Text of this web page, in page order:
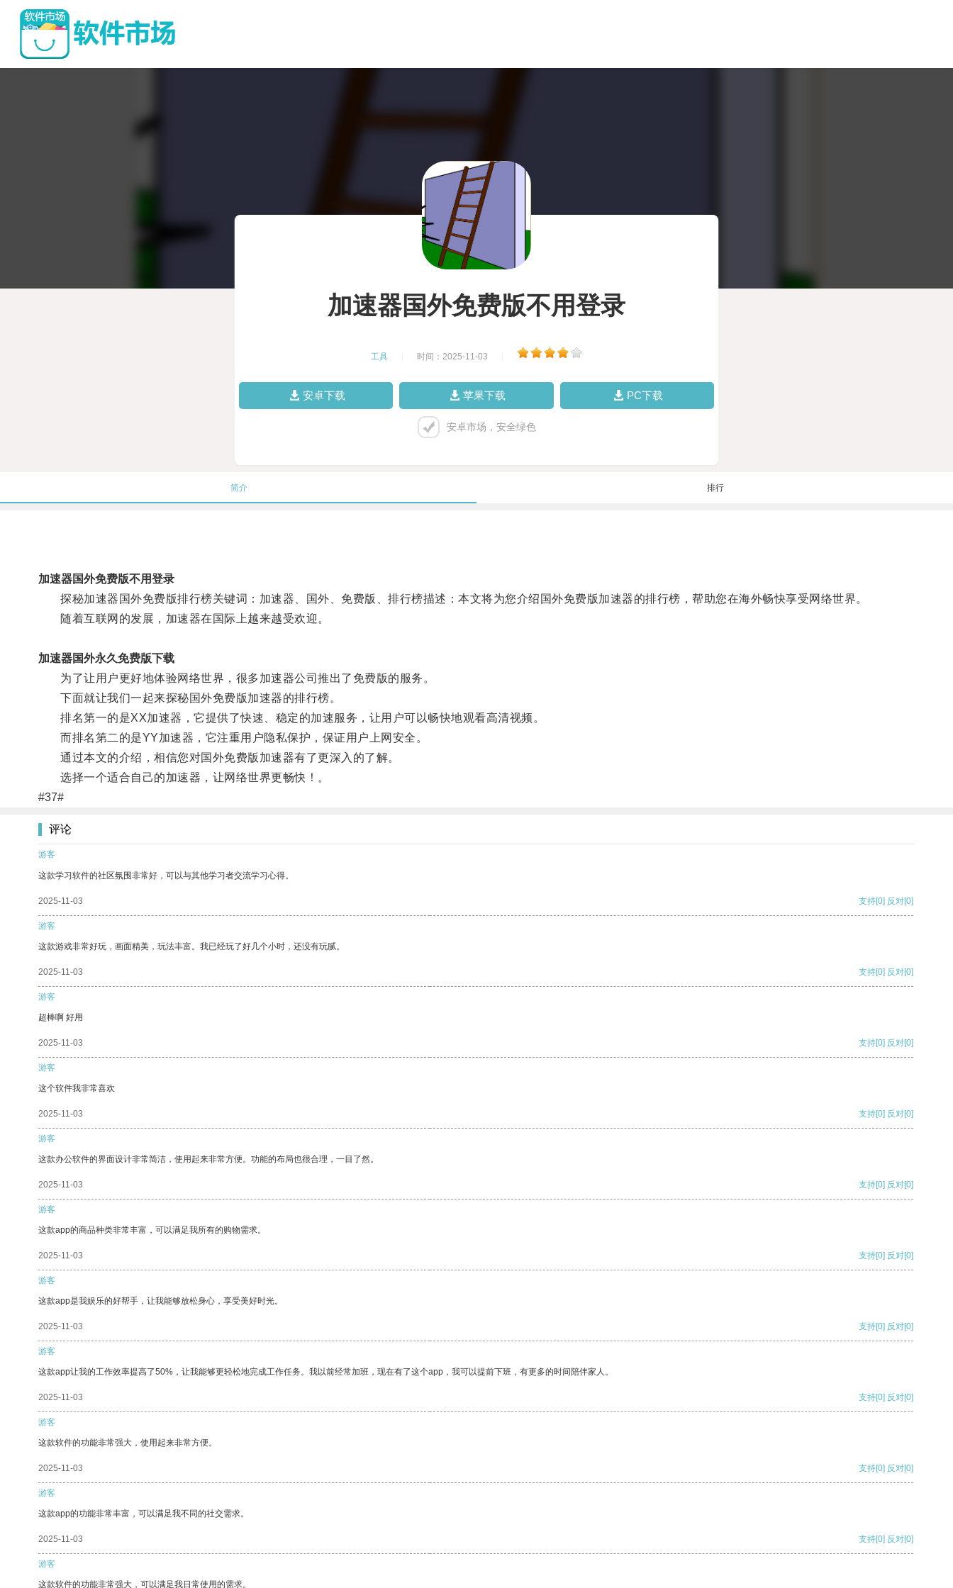
加速器国外免费版不用登录
工具 时间：2025-11-03
安卓下载 苹果下载 PC下载
安卓市场，安全绿色
简介 排行
加速器国外免费版不用登录
探秘加速器国外免费版排行榜关键词：加速器、国外、免费版、排行榜描述：本文将为您介绍国外免费版加速器的排行榜，帮助您在海外畅快享受网络世界。
随着互联网的发展，加速器在国际上越来越受欢迎。
加速器国外永久免费版下载
为了让用户更好地体验网络世界，很多加速器公司推出了免费版的服务。
下面就让我们一起来探秘国外免费版加速器的排行榜。
排名第一的是XX加速器，它提供了快速、稳定的加速服务，让用户可以畅快地观看高清视频。
而排名第二的是YY加速器，它注重用户隐私保护，保证用户上网安全。
通过本文的介绍，相信您对国外免费版加速器有了更深入的了解。
选择一个适合自己的加速器，让网络世界更畅快！。
#37#
评论
游客
这款学习软件的社区氛围非常好，可以与其他学习者交流学习心得。
2025-11-03 支持[0] 反对[0]
游客
这款游戏非常好玩，画面精美，玩法丰富。我已经玩了好几个小时，还没有玩腻。
2025-11-03 支持[0] 反对[0]
游客
超棒啊 好用
2025-11-03 支持[0] 反对[0]
游客
这个软件我非常喜欢
2025-11-03 支持[0] 反对[0]
游客
这款办公软件的界面设计非常简洁，使用起来非常方便。功能的布局也很合理，一目了然。
2025-11-03 支持[0] 反对[0]
游客
这款app的商品种类非常丰富，可以满足我所有的购物需求。
2025-11-03 支持[0] 反对[0]
游客
这款app是我娱乐的好帮手，让我能够放松身心，享受美好时光。
2025-11-03 支持[0] 反对[0]
游客
这款app让我的工作效率提高了50%，让我能够更轻松地完成工作任务。我以前经常加班，现在有了这个app，我可以提前下班，有更多的时间陪伴家人。
2025-11-03 支持[0] 反对[0]
游客
这款软件的功能非常强大，使用起来非常方便。
2025-11-03 支持[0] 反对[0]
游客
这款app的功能非常丰富，可以满足我不同的社交需求。
2025-11-03 支持[0] 反对[0]
游客
这款软件的功能非常强大，可以满足我日常使用的需求。